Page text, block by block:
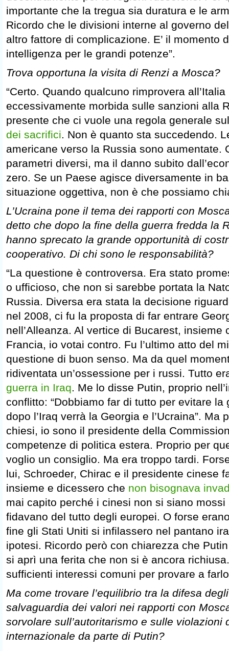
importante che la tregua sia duratura e le
Ricordo che le divisioni interne al governo
altro fattore di complicazione. E’ il momento
intelligenza per le grandi potenze”.
Trova opportuna la visita di Renzi a Mosca?
“Certo. Quando qualcuno rimprovera
eccessivamente morbida sulle sanzioni alla
presente che ci vuole una regola generale
dei sacrifici. Non è quanto sta succedendo.
americane verso la Russia sono aumentate.
parametri diversi, ma il danno subito
zero. Se un Paese agisce diversamente in
situazione oggettiva, non è che possiamo
L’Ucraina pone il tema dei rapporti con
detto che dopo la fine della guerra fredda la
hanno sprecato la grande opportunità di
cooperativo. Di chi sono le responsabilità?
“La questione è controversa. Era stato
o ufficioso, che non si sarebbe portata la
Russia. Diversa era stata la decisione
nel 2008, ci fu la proposta di far entrare
nell’Alleanza. Al vertice di Bucarest, insieme
Francia, io votai contro. Fu l’ultimo atto del
questione di buon senso. Ma da quel
ridiventata un’ossessione per i russi. Tutto
guerra in Iraq. Me lo disse Putin, proprio
conflitto: “Dobbiamo far di tutto per evitare la
dopo l’Iraq verrà la Georgia e l’Ucraina”. Ma
chiesi, io sono il presidente della
competenze di politica estera. Proprio per
voglio un consiglio. Ma era troppo tardi.
lui, Schroeder, Chirac e il presidente cinese
insieme e dicessero che non bisognava
mai capito perché i cinesi non si siano
fidavano del tutto degli europei. O forse
fine gli Stati Uniti si infilassero nel pantano
ipotesi. Ricordo però con chiarezza che
si aprì una ferita che non si è ancora
sufficienti interessi comuni per provare a
Ma come trovare l’equilibrio tra la difesa
salvaguardia dei valori nei rapporti con
sorvolare sull’autoritarismo e sulle violazioni
internazionale da parte di Putin?